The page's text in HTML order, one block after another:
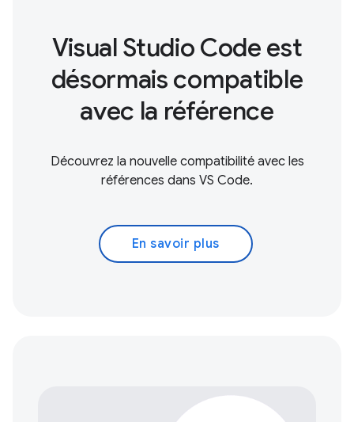
Visual Studio Code est
désormais compatible
avec la référence
Découvrez la nouvelle compatibilité avec les
références dans VS Code.
En savoir plus